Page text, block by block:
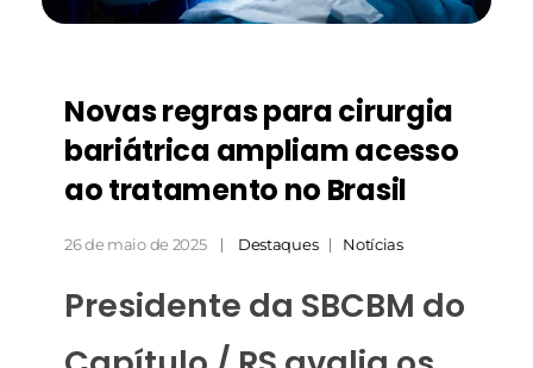
Novas regras para cirurgia
bariátrica ampliam acesso
ao tratamento no Brasil
26 de maio de 2025 Destaques Notícias
Presidente da SBCBM do